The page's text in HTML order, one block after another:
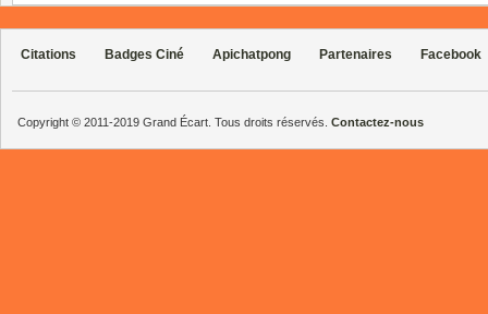
Citations Badges Ciné Apichatpong Partenaires Facebook
Copyright © 2011-2019 Grand Écart. Tous droits réservés. Contactez-nous